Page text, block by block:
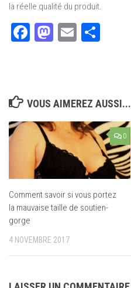
la réelle qualité du produit.
Facebook
Mastodon
Email
VOUS AIMEREZ AUSSI...
0
Comment savoir si vous portez
la mauvaise taille de soutien-
gorge
4 NOVEMBRE 2017